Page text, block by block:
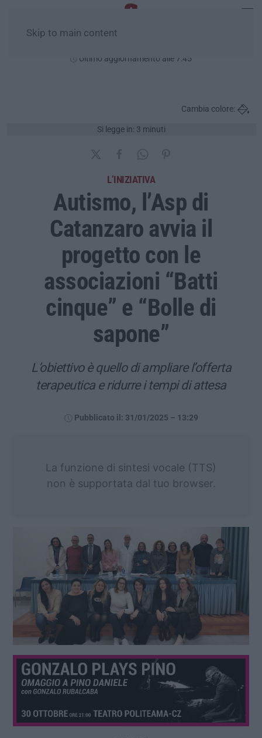
Skip to main content
Ultimo aggiornamento alle 7:45
Si legge in: 3 minuti
Cambia colore:
L’INIZIATIVA
Autismo, l’Asp di
Catanzaro avvia il
progetto con le
associazioni “Batti
cinque” e “Bolle di
sapone”
L’obiettivo è quello di ampliare l’offerta
terapeutica e ridurre i tempi di attesa
Pubblicato il: 31/01/2025 – 13:29
La funzione di sintesi vocale (TTS)
non è supportata dal tuo browser.